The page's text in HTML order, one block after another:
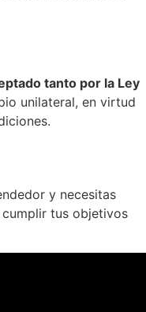
tanto por la Ley
unilateral, en virtud
y necesitas
tus objetivos